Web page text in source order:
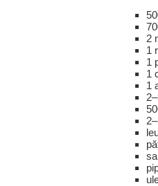
2
1
1
1
1